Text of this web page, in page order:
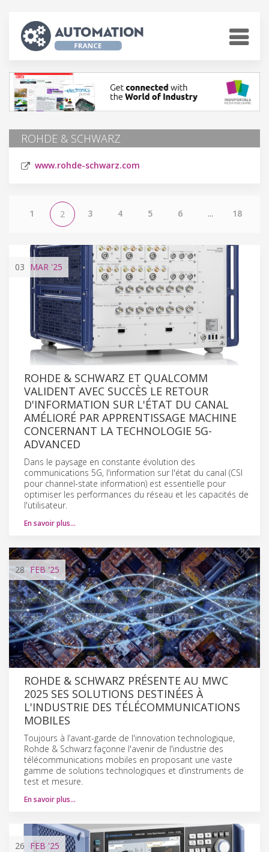
ROHDE & SCHWARZ
www.rohde-schwarz.com
1 2 3 4 5 6 ... 18
03 MAR '25
ROHDE & SCHWARZ ET QUALCOMM
VALIDENT AVEC SUCCÈS LE RETOUR
D'INFORMATION SUR L'ÉTAT DU CANAL
AMÉLIORÉ PAR APPRENTISSAGE MACHINE
CONCERNANT LA TECHNOLOGIE 5G-
ADVANCED
Dans le paysage en constante évolution des
communications 5G, l'information sur l'état du canal (CSI
pour channel-state information) est essentielle pour
optimiser les performances du réseau et les capacités de
l'utilisateur.
En savoir plus…
28 FEB '25
ROHDE & SCHWARZ PRÉSENTE AU MWC
2025 SES SOLUTIONS DESTINÉES À
L'INDUSTRIE DES TÉLÉCOMMUNICATIONS
MOBILES
Toujours à l’avant-garde de l'innovation technologique,
Rohde & Schwarz façonne l'avenir de l'industrie des
télécommunications mobiles en proposant une vaste
gamme de solutions technologiques et d’instruments de
test et mesure.
En savoir plus…
26 FEB '25